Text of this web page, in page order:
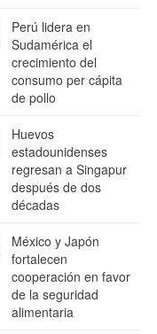
Perú lidera en
Sudamérica el
crecimiento del
consumo per cápita
de pollo
Huevos
estadounidenses
regresan a Singapur
después de dos
décadas
México y Japón
fortalecen
cooperación en favor
de la seguridad
alimentaria